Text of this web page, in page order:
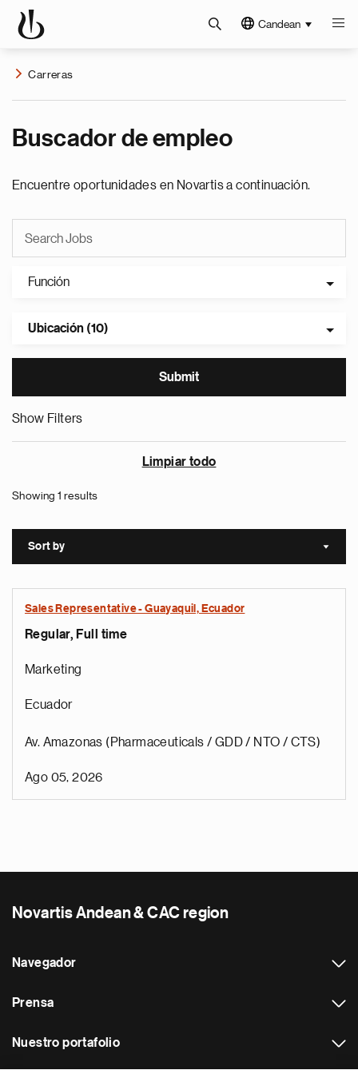
Candean
Carreras
Buscador de empleo
Encuentre oportunidades en Novartis a continuación.
Función
Ubicación (10)
Show Filters
Limpiar todo
Showing 1 results
Sort by Sort
Sales Representative - Guayaquil, Ecuador
Regular, Full time
Marketing
Ecuador
Av. Amazonas (Pharmaceuticals / GDD / NTO / CTS)
Ago 05, 2026
Novartis Andean & CAC region
Navegador
Prensa
Nuestro portafolio